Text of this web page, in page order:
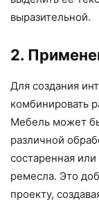
выразительной.
2.
Для создания
комбинировать
Мебель может
различной
состаренная
ремесла. Это
проекту,